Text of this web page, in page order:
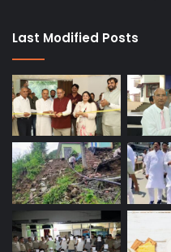
Last Modified Posts